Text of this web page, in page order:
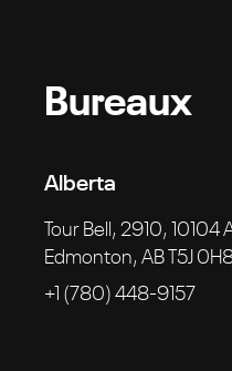
Bureaux
Alberta
Tour Bell, 2910, 10104
Edmonton, AB T5J
+1 (780) 448-9157